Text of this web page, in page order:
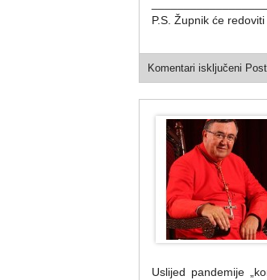
P.S. Župnik će
Komentari isključeni
Uslijed pandemije